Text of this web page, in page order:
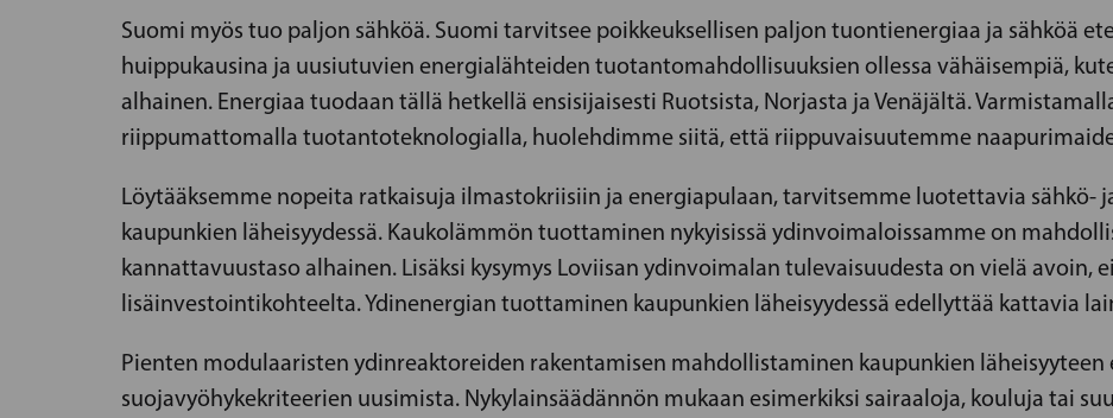
Suomi myös tuo paljon sähköä. Suomi tarvitsee poikkeuksellisen paljon tuontienergiaa ja sähköä
huippukausina ja uusiutuvien energialähteiden tuotantomahdollisuuksien ollessa vähäisempiä,
alhainen. Energiaa tuodaan tällä hetkellä ensisijaisesti Ruotsista, Norjasta ja Venäjältä.
riippumattomalla tuotantoteknologialla, huolehdimme siitä, että riippuvaisuutemme
Löytääksemme nopeita ratkaisuja ilmastokriisiin ja energiapulaan, tarvitsemme luotettavia sähkö-
kaupunkien läheisyydessä. Kaukolämmön tuottaminen nykyisissä ydinvoimaloissamme on
kannattavuustaso alhainen. Lisäksi kysymys Loviisan ydinvoimalan tulevaisuudesta on vielä avoin,
lisäinvestointikohteelta. Ydinenergian tuottaminen kaupunkien läheisyydessä edellyttää kattavia
Pienten modulaaristen ydinreaktoreiden rakentamisen mahdollistaminen kaupunkien
suojavyöhykekriteerien uusimista. Nykylainsäädännön mukaan esimerkiksi sairaaloja, kouluja tai